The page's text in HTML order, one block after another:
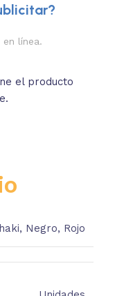
línea.
el producto
, Negro, Rojo